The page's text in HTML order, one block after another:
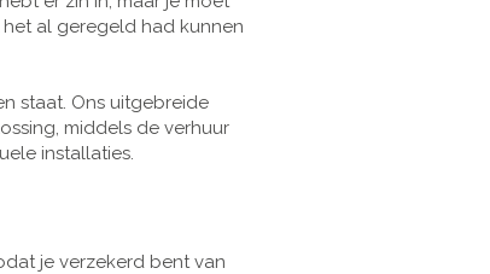
al geregeld had kunnen
staat. Ons uitgebreide
middels de verhuur
installaties.
je verzekerd bent van